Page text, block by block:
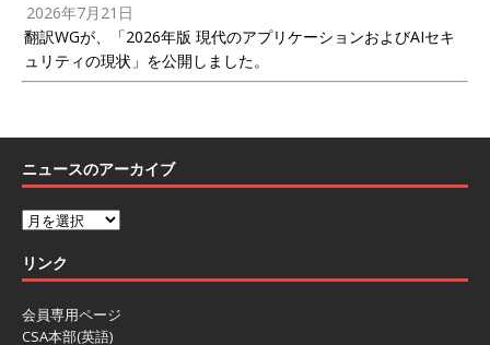
2026年7月21日
翻訳WGが、「2026年版 現代のアプリケーションおよびAIセキ
ュリティの現状」を公開しました。
ニュースのアーカイブ
リンク
会員専用ページ
CSA本部(英語)